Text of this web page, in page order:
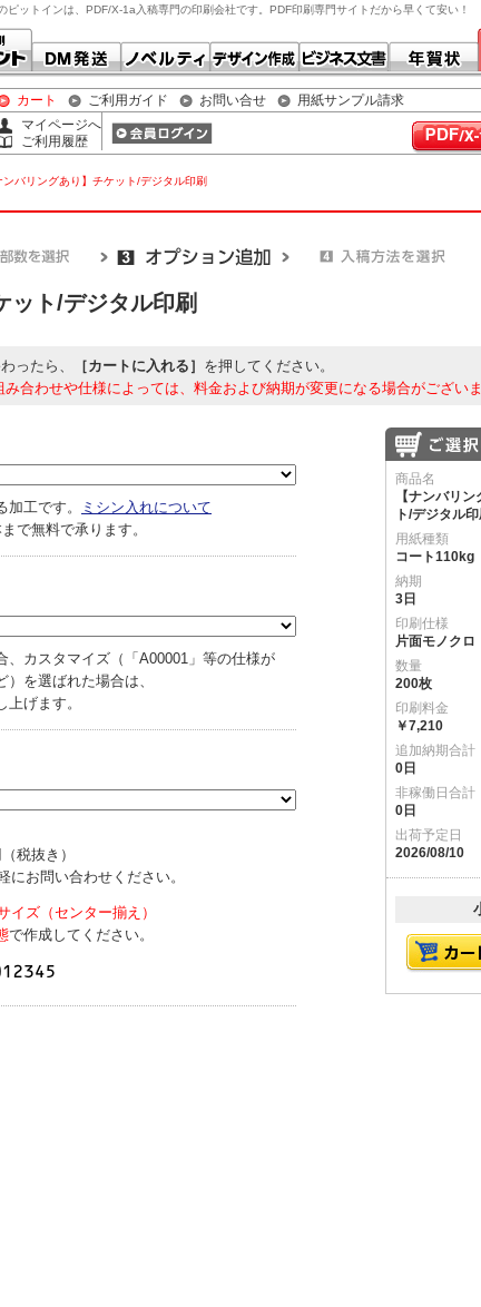
ットインは、PDF/X-1a入稿専門の印刷会社です。PDF印刷専門サイトだから早くて安い！
カート ご利用ガイド お問い合せ
用紙サンプル請求
マイページへ
ご利用履歴
ンバリングあり】チケット/デジタル印刷
ット/デジタル印刷
ったら、 ［カートに入れる］ を押してください。
合わせや仕様によっては、料金および納期が変更になる場合がございま
工です。
ミシン入れについて
で無料で承ります。
、カスタマイズ（「A00001」等の仕様が
を選ばれた場合は、
げます。
税抜き）
お問い合わせください。
イズ（センター揃え）
で作成してください。
商品名
【ナンバリ
ト/デジタル印
用紙種類
コート110kg
納期
3日
印刷仕様
片面モノクロ
数量
200枚
印刷料金
￥7,210
追加納期合計
0日
非稼働日合計
0日
出荷予定日
2026/08/10